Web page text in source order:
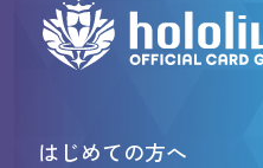
はじめての方へ